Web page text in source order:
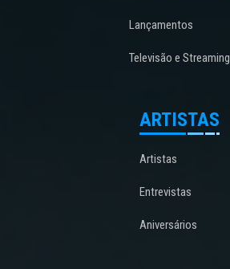
Lançamentos
Televisão e Streaming
ARTISTAS
Artistas
Entrevistas
Aniversários